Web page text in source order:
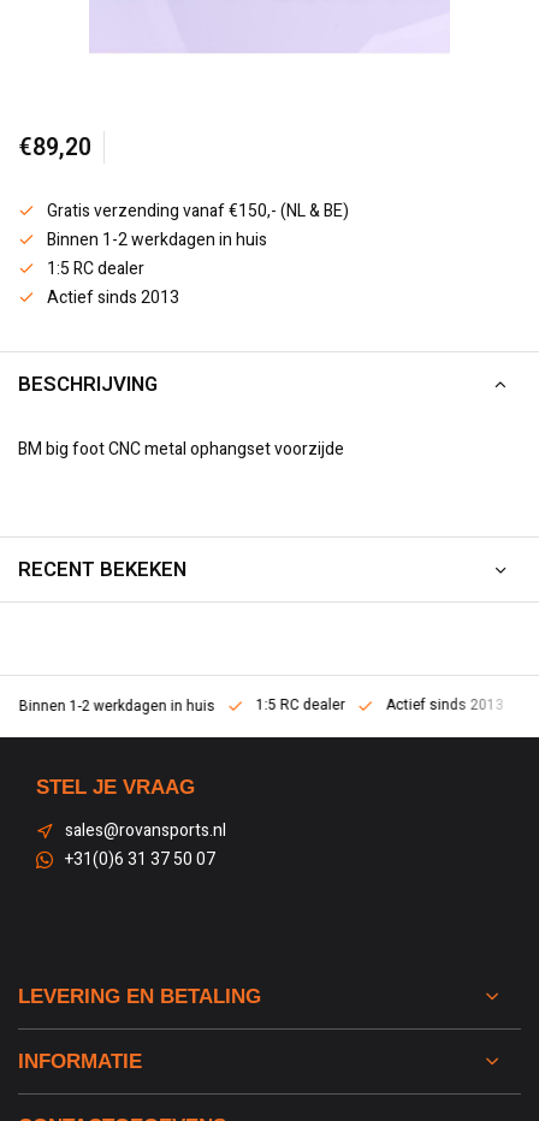
€89,20
Gratis verzending vanaf €150,- (NL & BE)
Binnen 1-2 werkdagen in huis
1:5 RC dealer
Actief sinds 2013
BESCHRIJVING
BM big foot CNC metal ophangset voorzijde
RECENT BEKEKEN
Binnen 1-2 werkdagen in huis 1:5 RC dealer Actief sinds 2013
STEL JE VRAAG
sales@rovansports.nl
+31(0)6 31 37 50 07
LEVERING EN BETALING
INFORMATIE